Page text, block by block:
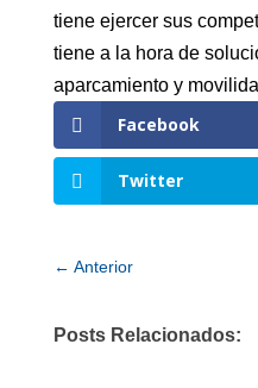
tiene ejercer sus
tiene a la hora de
aparcamiento y
Facebook
Twitter
← Anterior
Posts Relacionados: